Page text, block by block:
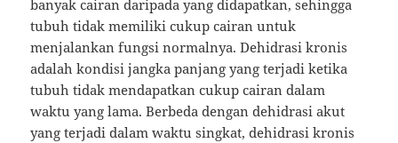
banyak cairan daripada yang didapatkan, sehingga
tubuh tidak memiliki cukup cairan untuk
menjalankan fungsi normalnya. Dehidrasi kronis
adalah kondisi jangka panjang yang terjadi ketika
tubuh tidak mendapatkan cukup cairan dalam
waktu yang lama. Berbeda dengan dehidrasi akut
yang terjadi dalam waktu singkat, dehidrasi kronis